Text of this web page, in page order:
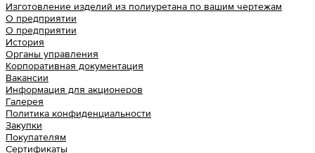
Изготовление изделий из полиуретана по вашим чертежам
О предприятии
О предприятии
История
Органы управления
Корпоративная документация
Вакансии
Информация для акционеров
Галерея
Политика конфиденциальности
Закупки
Покупателям
Сертификаты